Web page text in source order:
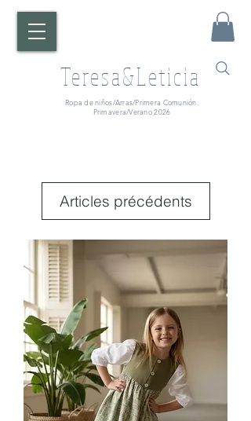
Teresa&Leticia
Ropa de niños/Arras/Primera Comunión.
Primavera/Verano 2026
Articles précédents